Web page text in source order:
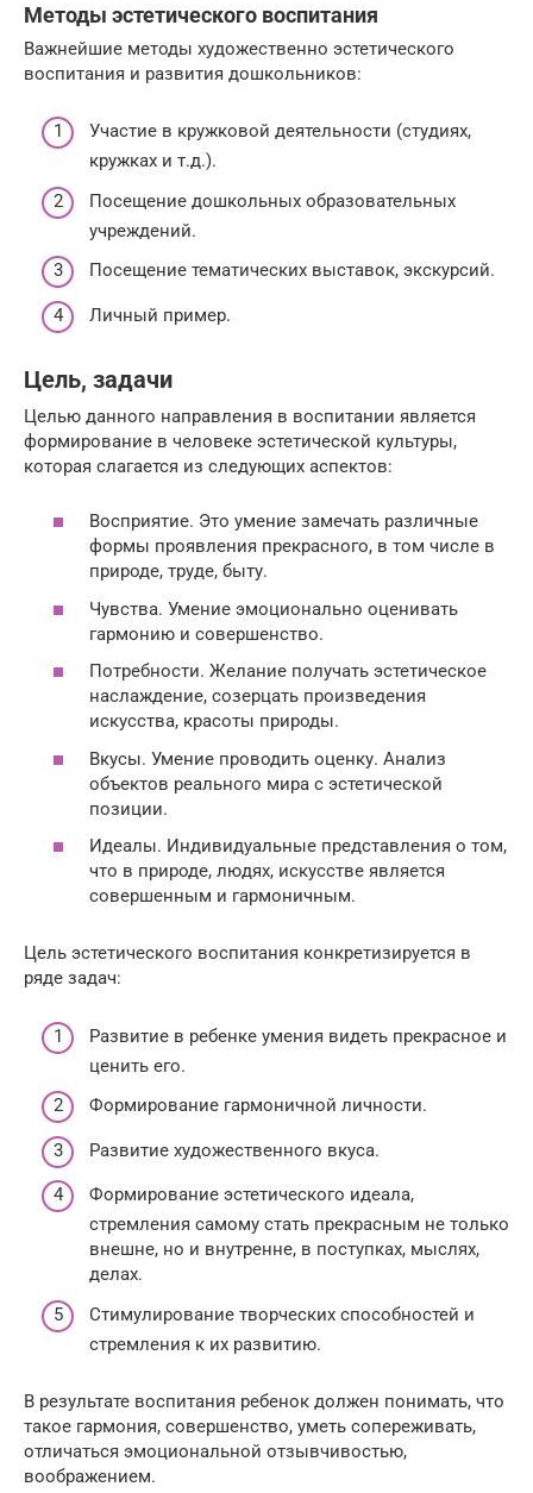
Методы эстетического воспитания
Важнейшие методы художественно эстетического
воспитания и развития дошкольников:
Участие в кружковой деятельности (студиях,
кружках и т.д.).
Посещение дошкольных образовательных
учреждений.
Посещение тематических выставок, экскурсий.
Личный пример.
Цель, задачи
Целью данного направления в воспитании является
формирование в человеке эстетической культуры,
которая слагается из следующих аспектов:
Восприятие. Это умение замечать различные
формы проявления прекрасного, в том числе в
природе, труде, быту.
Чувства. Умение эмоционально оценивать
гармонию и совершенство.
Потребности. Желание получать эстетическое
наслаждение, созерцать произведения
искусства, красоты природы.
Вкусы. Умение проводить оценку. Анализ
объектов реального мира с эстетической
позиции.
Идеалы. Индивидуальные представления о том,
что в природе, людях, искусстве является
совершенным и гармоничным.
Цель эстетического воспитания конкретизируется в
ряде задач:
Развитие в ребенке умения видеть прекрасное и
ценить его.
Формирование гармоничной личности.
Развитие художественного вкуса.
Формирование эстетического идеала,
стремления самому стать прекрасным не только
внешне, но и внутренне, в поступках, мыслях,
делах.
Стимулирование творческих способностей и
стремления к их развитию.
В результате воспитания ребенок должен понимать, что
такое гармония, совершенство, уметь сопереживать,
отличаться эмоциональной отзывчивостью,
воображением.